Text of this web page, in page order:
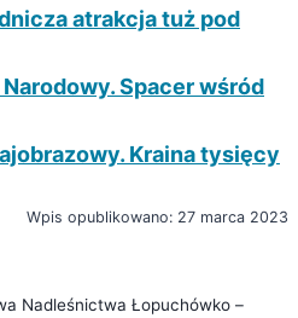
atrakcja tuż pod
Spacer wśród
Kraina tysięcy
Wpis opublikowano: 27 marca 2023
Nadleśnictwa Łopuchówko –